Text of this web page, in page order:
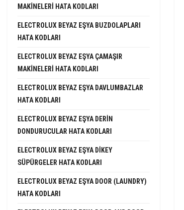
MAKINELERI HATA KODLARI
ELECTROLUX BEYAZ EŞYA BUZDOLAPLARI
HATA KODLARI
ELECTROLUX BEYAZ EŞYA ÇAMAŞIR
MAKINELERI HATA KODLARI
ELECTROLUX BEYAZ EŞYA DAVLUMBAZLAR
HATA KODLARI
ELECTROLUX BEYAZ EŞYA DERIN
DONDURUCULAR HATA KODLARI
ELECTROLUX BEYAZ EŞYA DIKEY
SÜPÜRGELER HATA KODLARI
ELECTROLUX BEYAZ EŞYA DOOR (LAUNDRY)
HATA KODLARI